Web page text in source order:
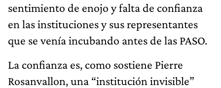
sentimiento de enojo y falta de confianza
en las instituciones y sus representantes
que se venía incubando antes de las PASO.
La confianza es, como sostiene Pierre
Rosanvallon, una “institución invisible”